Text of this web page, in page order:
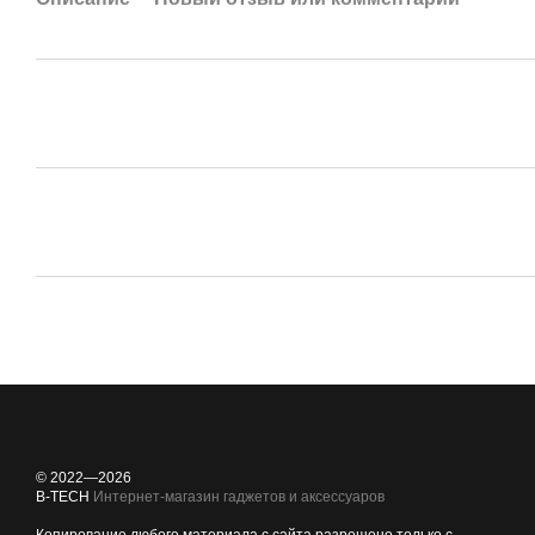
© 2022—2026
B-TECH Интернет-магазин гаджетов и аксессуаров